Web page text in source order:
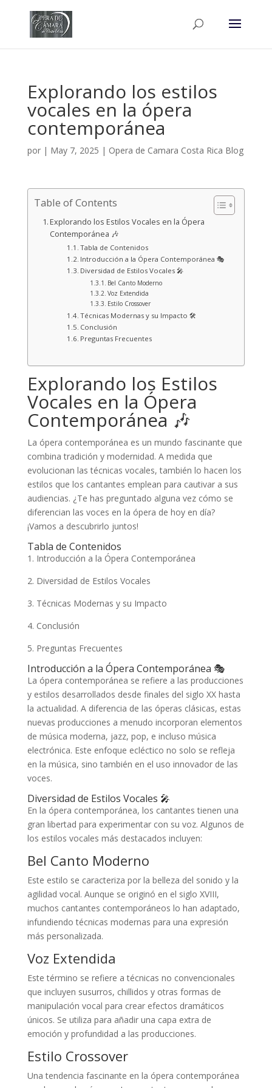
Explorando los estilos
vocales en la ópera
contemporánea
por | May 7, 2025 | Opera de Camara Costa Rica Blog
Table of Contents
Explorando los Estilos Vocales en la Ópera
Contemporánea 🎶
Tabla de Contenidos
Introducción a la Ópera Contemporánea 🎭
Diversidad de Estilos Vocales 🎤
Bel Canto Moderno
Voz Extendida
Estilo Crossover
Técnicas Modernas y su Impacto 🛠️
Conclusión
Preguntas Frecuentes
Explorando los Estilos
Vocales en la Ópera
Contemporánea 🎶
La ópera contemporánea es un mundo fascinante que
combina tradición y modernidad. A medida que
evolucionan las técnicas vocales, también lo hacen los
estilos que los cantantes emplean para cautivar a sus
audiencias. ¿Te has preguntado alguna vez cómo se
diferencian las voces en la ópera de hoy en día?
¡Vamos a descubrirlo juntos!
Tabla de Contenidos
1. Introducción a la Ópera Contemporánea
2. Diversidad de Estilos Vocales
3. Técnicas Modernas y su Impacto
4. Conclusión
5. Preguntas Frecuentes
Introducción a la Ópera Contemporánea 🎭
La ópera contemporánea se refiere a las producciones
y estilos desarrollados desde finales del siglo XX hasta
la actualidad. A diferencia de las óperas clásicas, estas
nuevas producciones a menudo incorporan elementos
de música moderna, jazz, pop, e incluso música
electrónica. Este enfoque ecléctico no solo se refleja
en la música, sino también en el uso innovador de las
voces.
Diversidad de Estilos Vocales 🎤
En la ópera contemporánea, los cantantes tienen una
gran libertad para experimentar con su voz. Algunos de
los estilos vocales más destacados incluyen:
Bel Canto Moderno
Este estilo se caracteriza por la belleza del sonido y la
agilidad vocal. Aunque se originó en el siglo XVIII,
muchos cantantes contemporáneos lo han adaptado,
infundiendo técnicas modernas para una expresión
más personalizada.
Voz Extendida
Este término se refiere a técnicas no convencionales
que incluyen susurros, chillidos y otras formas de
manipulación vocal para crear efectos dramáticos
únicos. Se utiliza para añadir una capa extra de
emoción y profundidad a las producciones.
Estilo Crossover
Una tendencia fascinante en la ópera contemporánea